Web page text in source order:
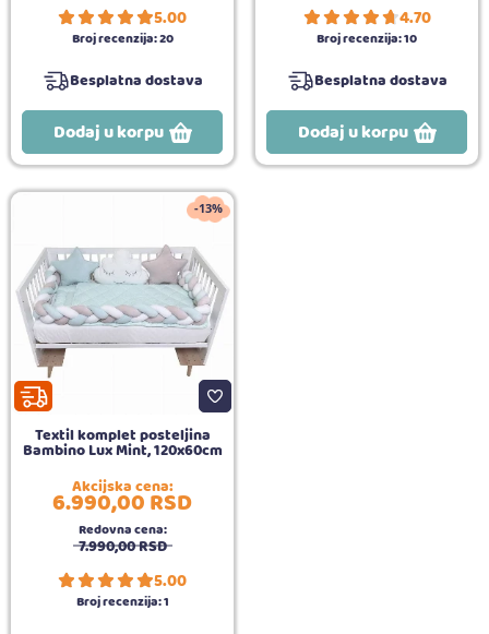
5.00
Broj recenzija:20
Besplatna dostava
Dodaj u korpu
4.70
Broj recenzija:10
Besplatna dostava
Dodaj u korpu
-13%
Textil komplet posteljina
Bambino Lux Mint, 120x60cm
Akcijska cena:
6.990,00RSD
Redovna cena:
7.990,00RSD
5.00
Broj recenzija:1